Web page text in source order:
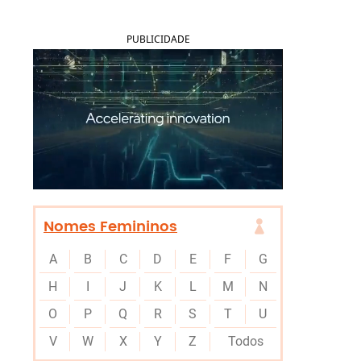
PUBLICIDADE
Nomes Femininos
A B C D E F
G
H
I J K L M
N
O
P Q R S T
U
V
W X Y Z Todos